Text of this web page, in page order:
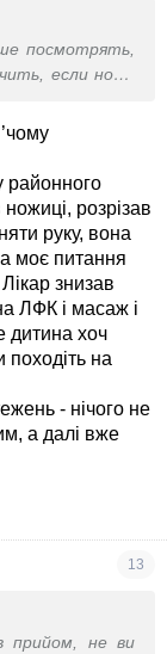
посмотрять,
если норм
районного
розрізав
руку, вона
моє питання
знизав
ЛФК і масаж і
дитина хоч
походіть на
- нічого не
а далі вже
13
прийом, не ви